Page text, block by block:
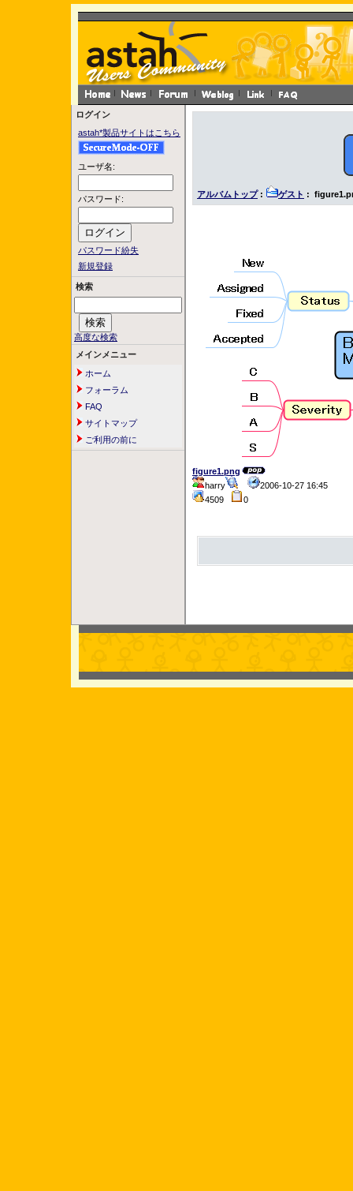
ログイン
astah*製品サイトはこちら
ユーザ名:
パスワード:
パスワード紛失
新規登録
検索
高度な検索
メインメニュー
ホーム
フォーラム
FAQ
サイトマップ
ご利用の前に
アルバムトップ: ゲスト :
figure1.png
harry
2006-10-27 16:45
4509
0